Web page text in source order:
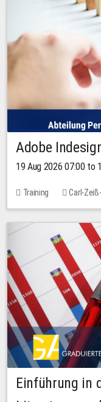
Adobe
19 Aug 2026 07:00 to
Training Carl-
Einführung in